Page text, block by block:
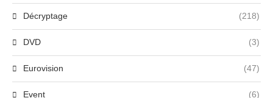
Décryptage (218)
DVD (3)
Eurovision (47)
Event (6)